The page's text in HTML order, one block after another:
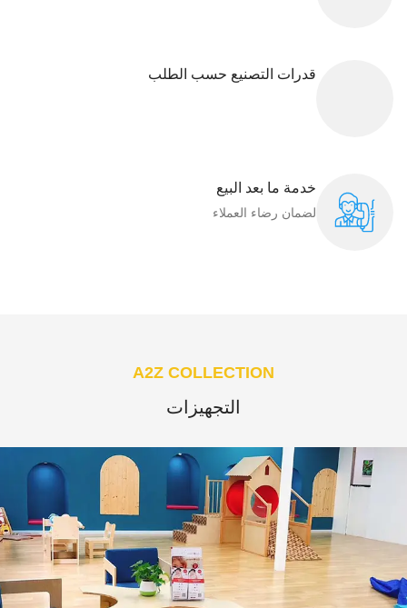
قدرات التصنيع حسب الطلب
خدمة ما بعد البيع
لضمان رضاء العملاء​
A2Z COLLECTION
التجهيزات